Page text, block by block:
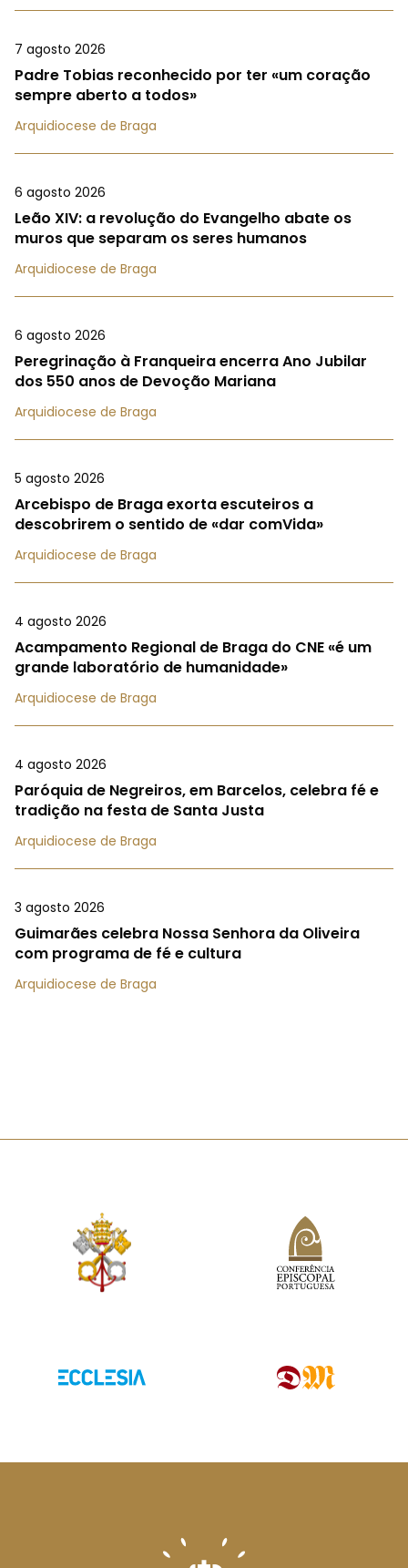
7 agosto 2026
Padre Tobias reconhecido por ter «um coração
sempre aberto a todos»
Arquidiocese de Braga
6 agosto 2026
Leão XIV: a revolução do Evangelho abate os
muros que separam os seres humanos
Arquidiocese de Braga
6 agosto 2026
Peregrinação à Franqueira encerra Ano Jubilar
dos 550 anos de Devoção Mariana
Arquidiocese de Braga
5 agosto 2026
Arcebispo de Braga exorta escuteiros a
descobrirem o sentido de «dar comVida»
Arquidiocese de Braga
4 agosto 2026
Acampamento Regional de Braga do CNE «é um
grande laboratório de humanidade»
Arquidiocese de Braga
4 agosto 2026
Paróquia de Negreiros, em Barcelos, celebra fé e
tradição na festa de Santa Justa
Arquidiocese de Braga
3 agosto 2026
Guimarães celebra Nossa Senhora da Oliveira
com programa de fé e cultura
Arquidiocese de Braga